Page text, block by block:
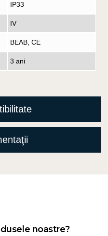
IP33
IV
BEAB, CE
3 ani
noastre?